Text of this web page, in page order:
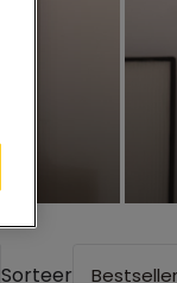
Sorteer